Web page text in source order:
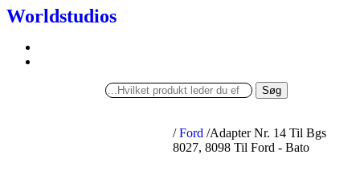
Worldstudios
Søg
/ Ford /Adapter Nr. 14 Til Bgs
8027, 8098 Til Ford - Bato